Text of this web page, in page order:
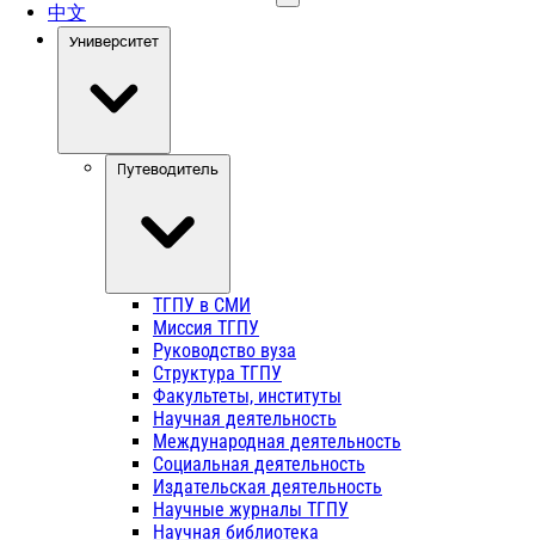
中文
Университет
Путеводитель
ТГПУ в СМИ
Миссия ТГПУ
Руководство вуза
Структура ТГПУ
Факультеты, институты
Научная деятельность
Международная деятельность
Социальная деятельность
Издательская деятельность
Научные журналы ТГПУ
Научная библиотека